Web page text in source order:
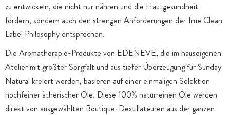
zu entwickeln, die nicht nur nähren und die Hautgesundheit
fördern, sondern auch den strengen Anforderungen der True Clean
Label Philosophy entsprechen.
Die Aromatherapie-Produkte von EDENEVE, die im hauseigenen
Atelier mit größter Sorgfalt und aus tiefer Überzeugung für Sunday
Natural kreiert werden, basieren auf einer einmaligen Selektion
hochfeiner ätherischer Öle. Diese 100% naturreinen Öle werden
direkt von ausgewählten Boutique-Destillateuren aus der ganzen